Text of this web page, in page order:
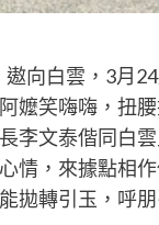
向白雲，3月
嬤笑嗨嗨，扭
李文泰偕同白
情，來據點相
拋轉引玉，呼